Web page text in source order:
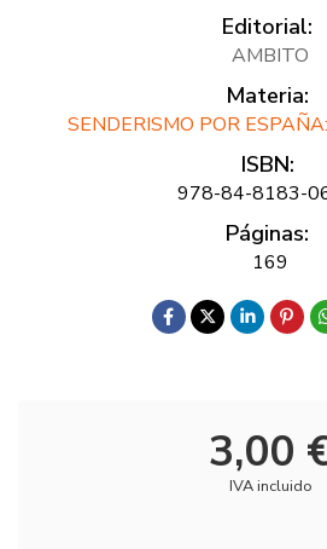
Editorial:
AMBITO
Materia:
SENDERISMO POR
ISBN:
978-84-8183-
Páginas:
169
3,00
IVA incluido